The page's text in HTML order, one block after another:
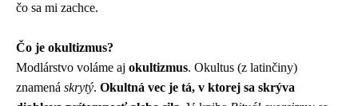
čo sa mi zachce.
Čo je okultizmus?
Modlárstvo voláme aj okultizmus. Okultus (z latinčiny)
znamená skrytý. Okultná vec je tá, v ktorej sa skrýva